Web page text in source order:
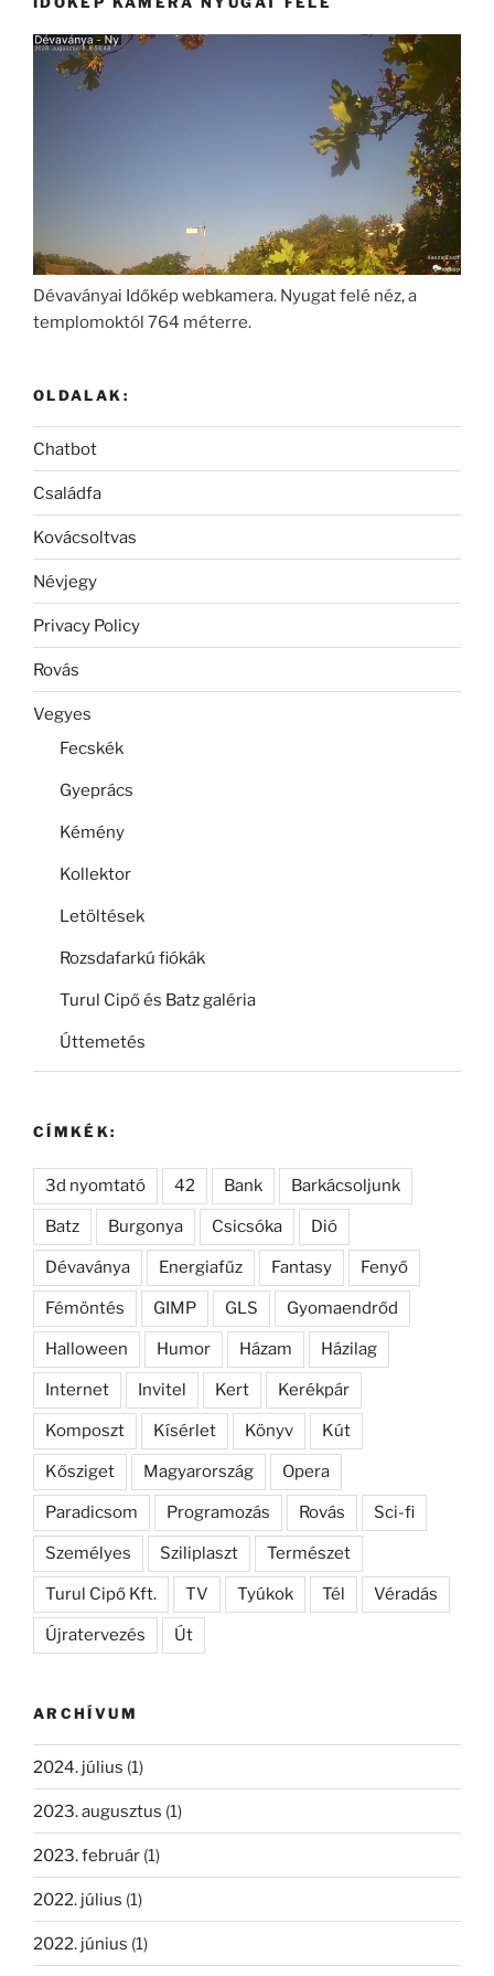
Dévaványai Időkép webkamera. Nyugat felé néz, a
templomoktól 764 méterre.
OLDALAK:
Chatbot
Családfa
Kovácsoltvas
Névjegy
Privacy Policy
Rovás
Vegyes
Fecskék
Gyeprács
Kémény
Kollektor
Letöltések
Rozsdafarkú fiókák
Turul Cipő és Batz galéria
Úttemetés
CÍMKÉK:
3d nyomtató 42 Bank Barkácsoljunk
Batz Burgonya Csicsóka Dió
Dévaványa Energiafűz Fantasy Fenyő
Fémöntés GIMP GLS Gyomaendrőd
Halloween Humor Házam Házilag
Internet Invitel Kert Kerékpár
Komposzt Kísérlet Könyv Kút
Kősziget Magyarország Opera
Paradicsom Programozás Rovás Sci-fi
Személyes Sziliplaszt Természet
Turul Cipő Kft. TV Tyúkok Tél Véradás
Újratervezés Út
ARCHÍVUM
2024. július (1)
2023. augusztus (1)
2023. február (1)
2022. július (1)
2022. június (1)